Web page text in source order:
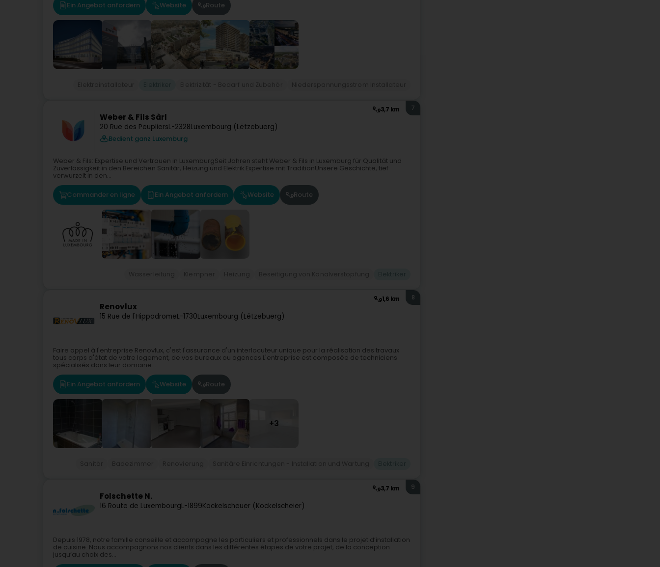
Ein Angebot anfordern Website Route
3,7 km
Weber & Fils Sàrl
20 Rue des PeupliersL-2328Luxembourg (Lëtzebuerg)
Bedient ganz Luxemburg
7
Weber & Fils: Expertise und Vertrauen in LuxemburgSeit Jahren steht Weber & Fils in Luxemburg für Qualität und
Zuverlässigkeit in den Bereichen Sanitär, Heizung und Elektrik.Expertise mit TraditionUnsere Geschichte, tief
verwurzelt in den...
Commander en ligne Ein Angebot anfordern Website Route
1,6 km
Renovlux
15 Rue de l'HippodromeL-1730Luxembourg (Lëtzebuerg)
8
Faire appel à l'entreprise Renovlux, c'est l'assurance d'un interlocuteur unique pour la réalisation des travaux
tous corps d'état de votre logement, de vos bureaux ou agences.L'entreprise est composée de techniciens
spécialisés dans leur domaine...
Ein Angebot anfordern Website Route
+3
3,7 km
Folschette N.
16 Route de LuxembourgL-1899Kockelscheuer (Kockelscheier)
9
Depuis 1978, notre famille conseille et accompagne les particuliers et professionnels dans le projet d’installation
de cuisine. Nous accompagnons nos clients dans les différentes étapes de votre projet, de la conception
jusqu’au choix des...